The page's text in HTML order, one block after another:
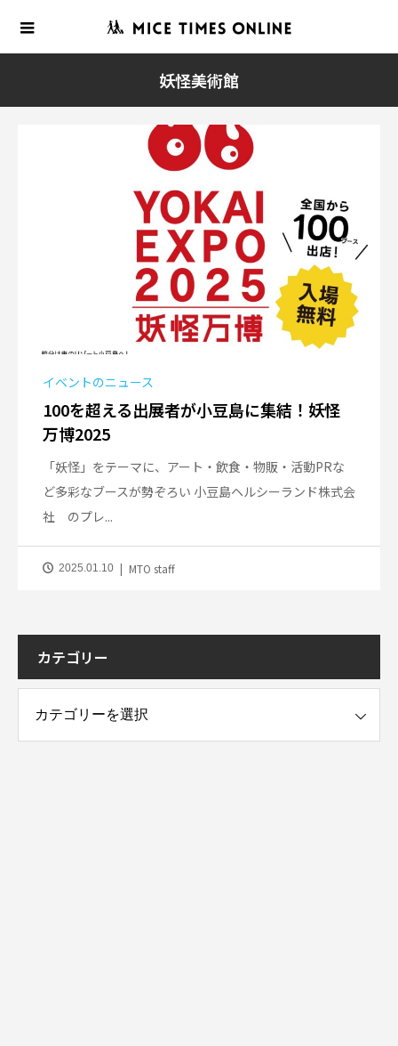
妖怪美術館
イベントのニュース
100を超える出展者が小豆島に集結！妖怪
万博2025
「妖怪」をテーマに、アート・飲食・物販・活動PRな
ど多彩なブースが勢ぞろい 小豆島ヘルシーランド株式会
社 のプレ...
2025.01.10 MTO staff
カテゴリー